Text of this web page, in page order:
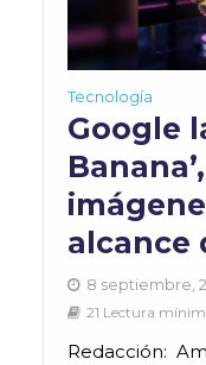
Tecnología
Google
alcance
8 septiembre,
21 Lectura
Redacción: